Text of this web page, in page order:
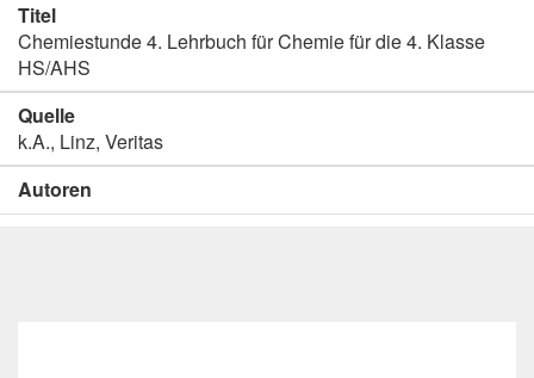
Titel
Chemiestunde 4. Lehrbuch für Chemie für die 4. Klasse
HS/AHS
Quelle
k.A., Linz, Veritas
Autoren